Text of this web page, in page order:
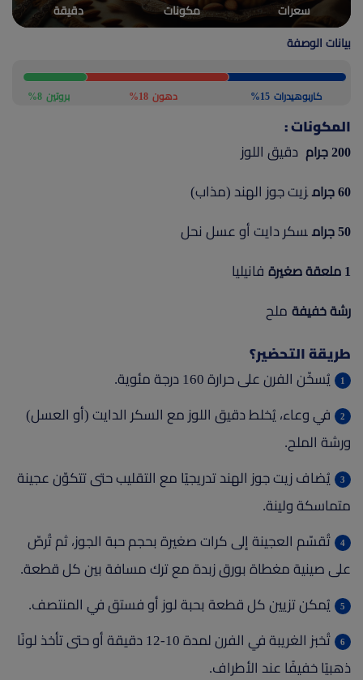
أعلن معنا(current)
سعرات مكونات دقيقة
بيانات الوصفة
كاربوهيدرات 15% دهون 18% بروتين 8%
المكونات :
200 جرام دقيق اللوز
60 جرام زيت جوز الهند (مذاب)
50 جرام سكر دايت أو عسل نحل
1 ملعقة صغيرة فانيليا
رشة خفيفة ملح
طريقة التحضير؟
يُسخّن الفرن على حرارة 160 درجة مئوية.
في وعاء، يُخلط دقيق اللوز مع السكر الدايت (أو العسل)
ورشة الملح.
يُضاف زيت جوز الهند تدريجيًا مع التقليب حتى تتكوّن عجينة
متماسكة ولينة.
تُقسّم العجينة إلى كرات صغيرة بحجم حبة الجوز، ثم تُرصّ
على صينية مغطاة بورق زبدة مع ترك مسافة بين كل قطعة.
يُمكن تزيين كل قطعة بحبة لوز أو فستق في المنتصف.
تُخبز الغريبة في الفرن لمدة 10-12 دقيقة أو حتى تأخذ لونًا
ذهبيًا خفيفًا عند الأطراف.